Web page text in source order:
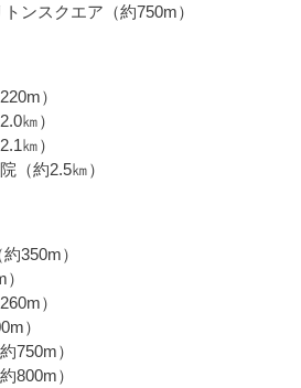
ンスクエア（約750m）
）
㎞）
㎞）
（約2.5㎞）
350m）
）
）
750m）
800m）